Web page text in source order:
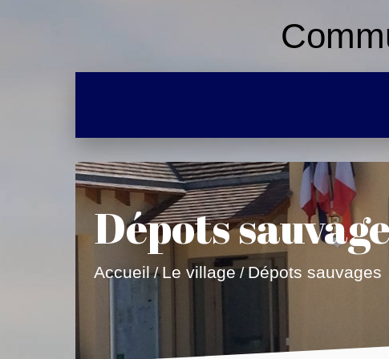
Dépots
Accueil/Le village/Dépots sauvages